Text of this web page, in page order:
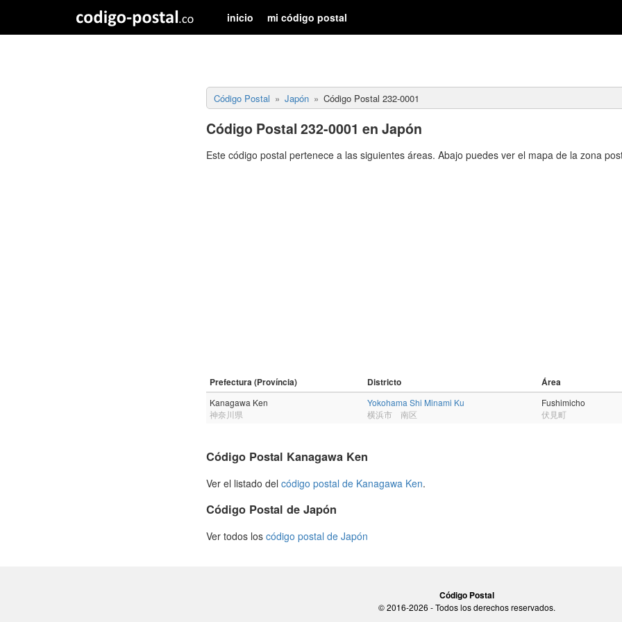
inicio mi código postal
Código Postal Japón Código Postal 232-0001
Código Postal 232-0001 en Japón
Este código postal pertenece a las siguientes áreas. Abajo puedes ver el mapa de la zona
Prefectura (Província) Districto Área
Kanagawa Ken
神奈川県
Yokohama Shi Minami Ku
横浜市 南区
Fushimicho
伏見町
Código Postal Kanagawa Ken
Ver el listado del código postal de Kanagawa Ken.
Código Postal de Japón
Ver todos los código postal de Japón
Código Postal
© 2016-2026 - Todos los derechos reservados.